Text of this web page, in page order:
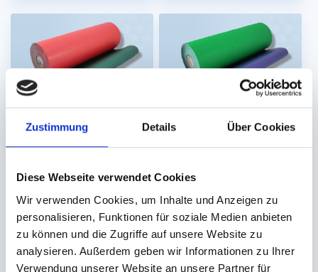
Zustimmung Details Über Cookies
Diese Webseite verwendet Cookies
Wir verwenden Cookies, um Inhalte und Anzeigen zu
personalisieren, Funktionen für soziale Medien anbieten
zu können und die Zugriffe auf unsere Website zu
analysieren. Außerdem geben wir Informationen zu Ihrer
Verwendung unserer Website an unsere Partner für
Einschlag,
Geschenkpapier,
dunkelgrün / rot
Lieferzeit ca.10-14
Werktage
1 St.
Einschlag,
Geschenkpapier,
dunkelblau / dunkelgrün
Lieferzeit ca.10-14
Werktage